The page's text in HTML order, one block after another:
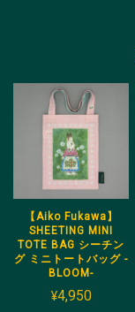
【Aiko Fukawa】
SHEETING MINI
TOTE BAG シーチン
グ ミニトートバッグ -
BLOOM-
¥4,950